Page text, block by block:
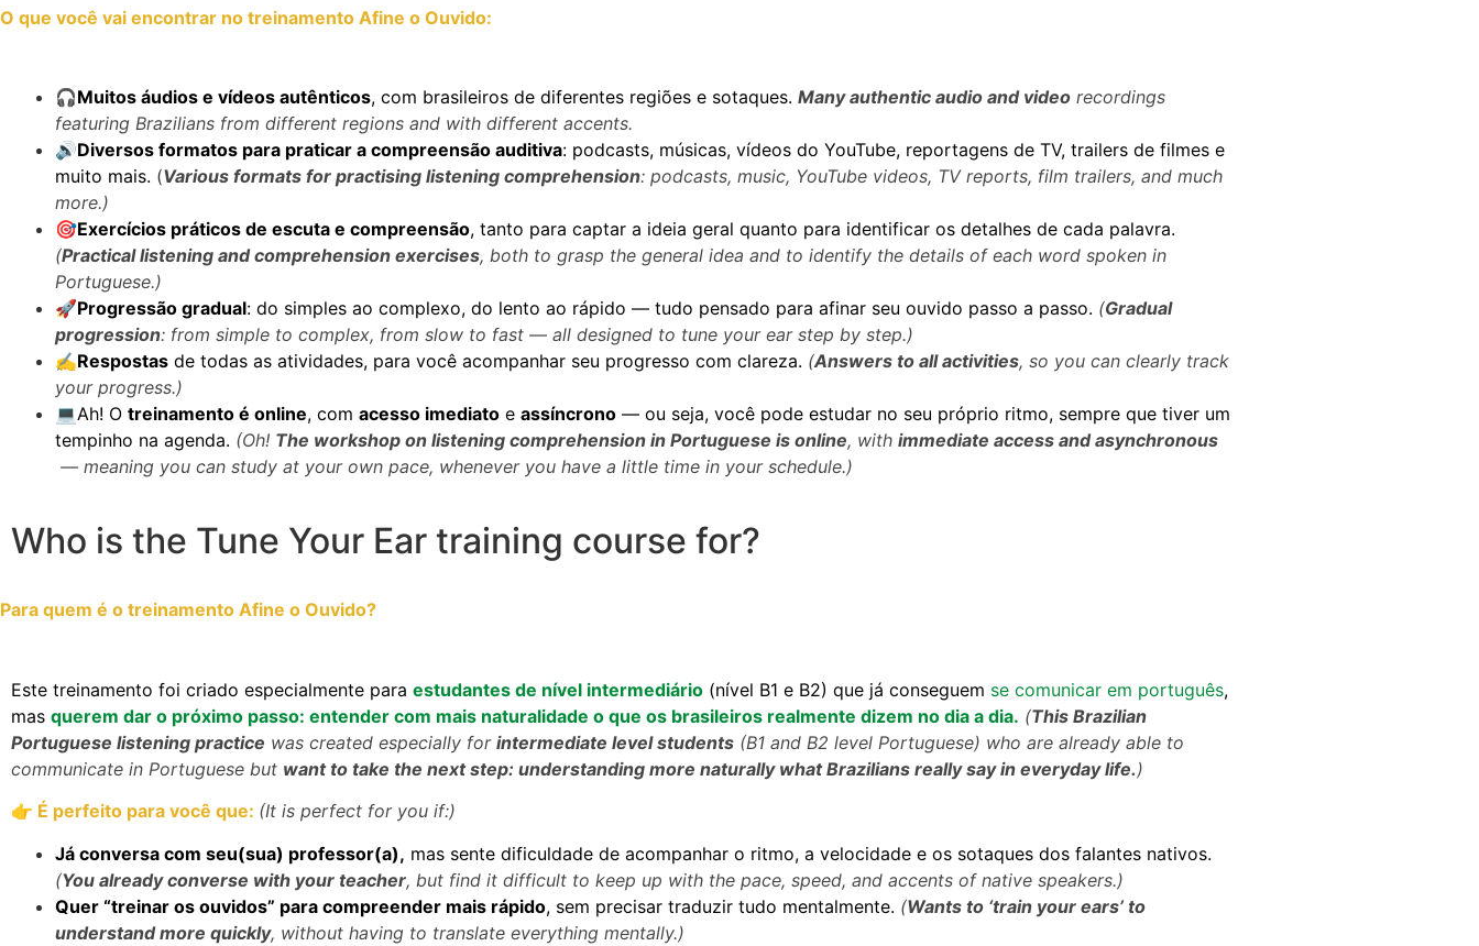
O que você vai encontrar no treinamento Afine o Ouvido:
🎧Muitos áudios e vídeos autênticos, com brasileiros de diferentes regiões e sotaques. Many authentic audio and video recordings
featuring Brazilians from different regions and with different accents.
🔊Diversos formatos para praticar a compreensão auditiva: podcasts, músicas, vídeos do YouTube, reportagens de TV, trailers de filmes e
muito mais. (Various formats for practising listening comprehension: podcasts, music, YouTube videos, TV reports, film trailers, and much
more.)
🎯Exercícios práticos de escuta e compreensão, tanto para captar a ideia geral quanto para identificar os detalhes de cada palavra.
(Practical listening and comprehension exercises, both to grasp the general idea and to identify the details of each word spoken in
Portuguese.)
🚀Progressão gradual: do simples ao complexo, do lento ao rápido — tudo pensado para afinar seu ouvido passo a passo. (Gradual
progression: from simple to complex, from slow to fast — all designed to tune your ear step by step.)
✍️Respostas de todas as atividades, para você acompanhar seu progresso com clareza. (Answers to all activities, so you can clearly track
your progress.)
💻Ah! O treinamento é online, com acesso imediato e assíncrono — ou seja, você pode estudar no seu próprio ritmo, sempre que tiver um
tempinho na agenda. (Oh! The workshop on listening comprehension in Portuguese is online, with immediate access and asynchronous
— meaning you can study at your own pace, whenever you have a little time in your schedule.)
Who is the Tune Your Ear training course for?
Para quem é o treinamento Afine o Ouvido?
Este treinamento foi criado especialmente para estudantes de nível intermediário (nível B1 e B2) que já conseguem se comunicar em português,
mas querem dar o próximo passo: entender com mais naturalidade o que os brasileiros realmente dizem no dia a dia. (This Brazilian
Portuguese listening practice was created especially for intermediate level students (B1 and B2 level Portuguese) who are already able to
communicate in Portuguese but want to take the next step: understanding more naturally what Brazilians really say in everyday life.)
👉 É perfeito para você que: (It is perfect for you if:)
Já conversa com seu(sua) professor(a), mas sente dificuldade de acompanhar o ritmo, a velocidade e os sotaques dos falantes nativos.
(You already converse with your teacher, but find it difficult to keep up with the pace, speed, and accents of native speakers.)
Quer “treinar os ouvidos” para compreender mais rápido, sem precisar traduzir tudo mentalmente. (Wants to ‘train your ears’ to
understand more quickly, without having to translate everything mentally.)